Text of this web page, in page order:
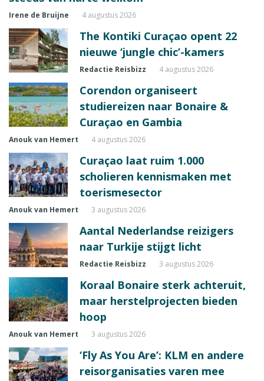
Irene de Bruijne 4 augustus 2026
The Kontiki Curaçao opent 22
nieuwe ‘jungle chic’-kamers
Redactie Reisbizz 4 augustus 2026
Corendon organiseert
studiereizen naar Bonaire &
Curaçao en Gambia
Anouk van Hemert 4 augustus 2026
Curaçao laat ruim 1.000
scholieren kennismaken met
toerismesector
Anouk van Hemert 3 augustus 2026
Aantal Nederlandse reizigers
naar Turkije stijgt licht
Redactie Reisbizz 3 augustus 2026
Koraal Bonaire sterk achteruit,
maar herstelprojecten bieden
hoop
Anouk van Hemert 3 augustus 2026
‘Fly As You Are’: KLM en andere
reisorganisaties varen mee